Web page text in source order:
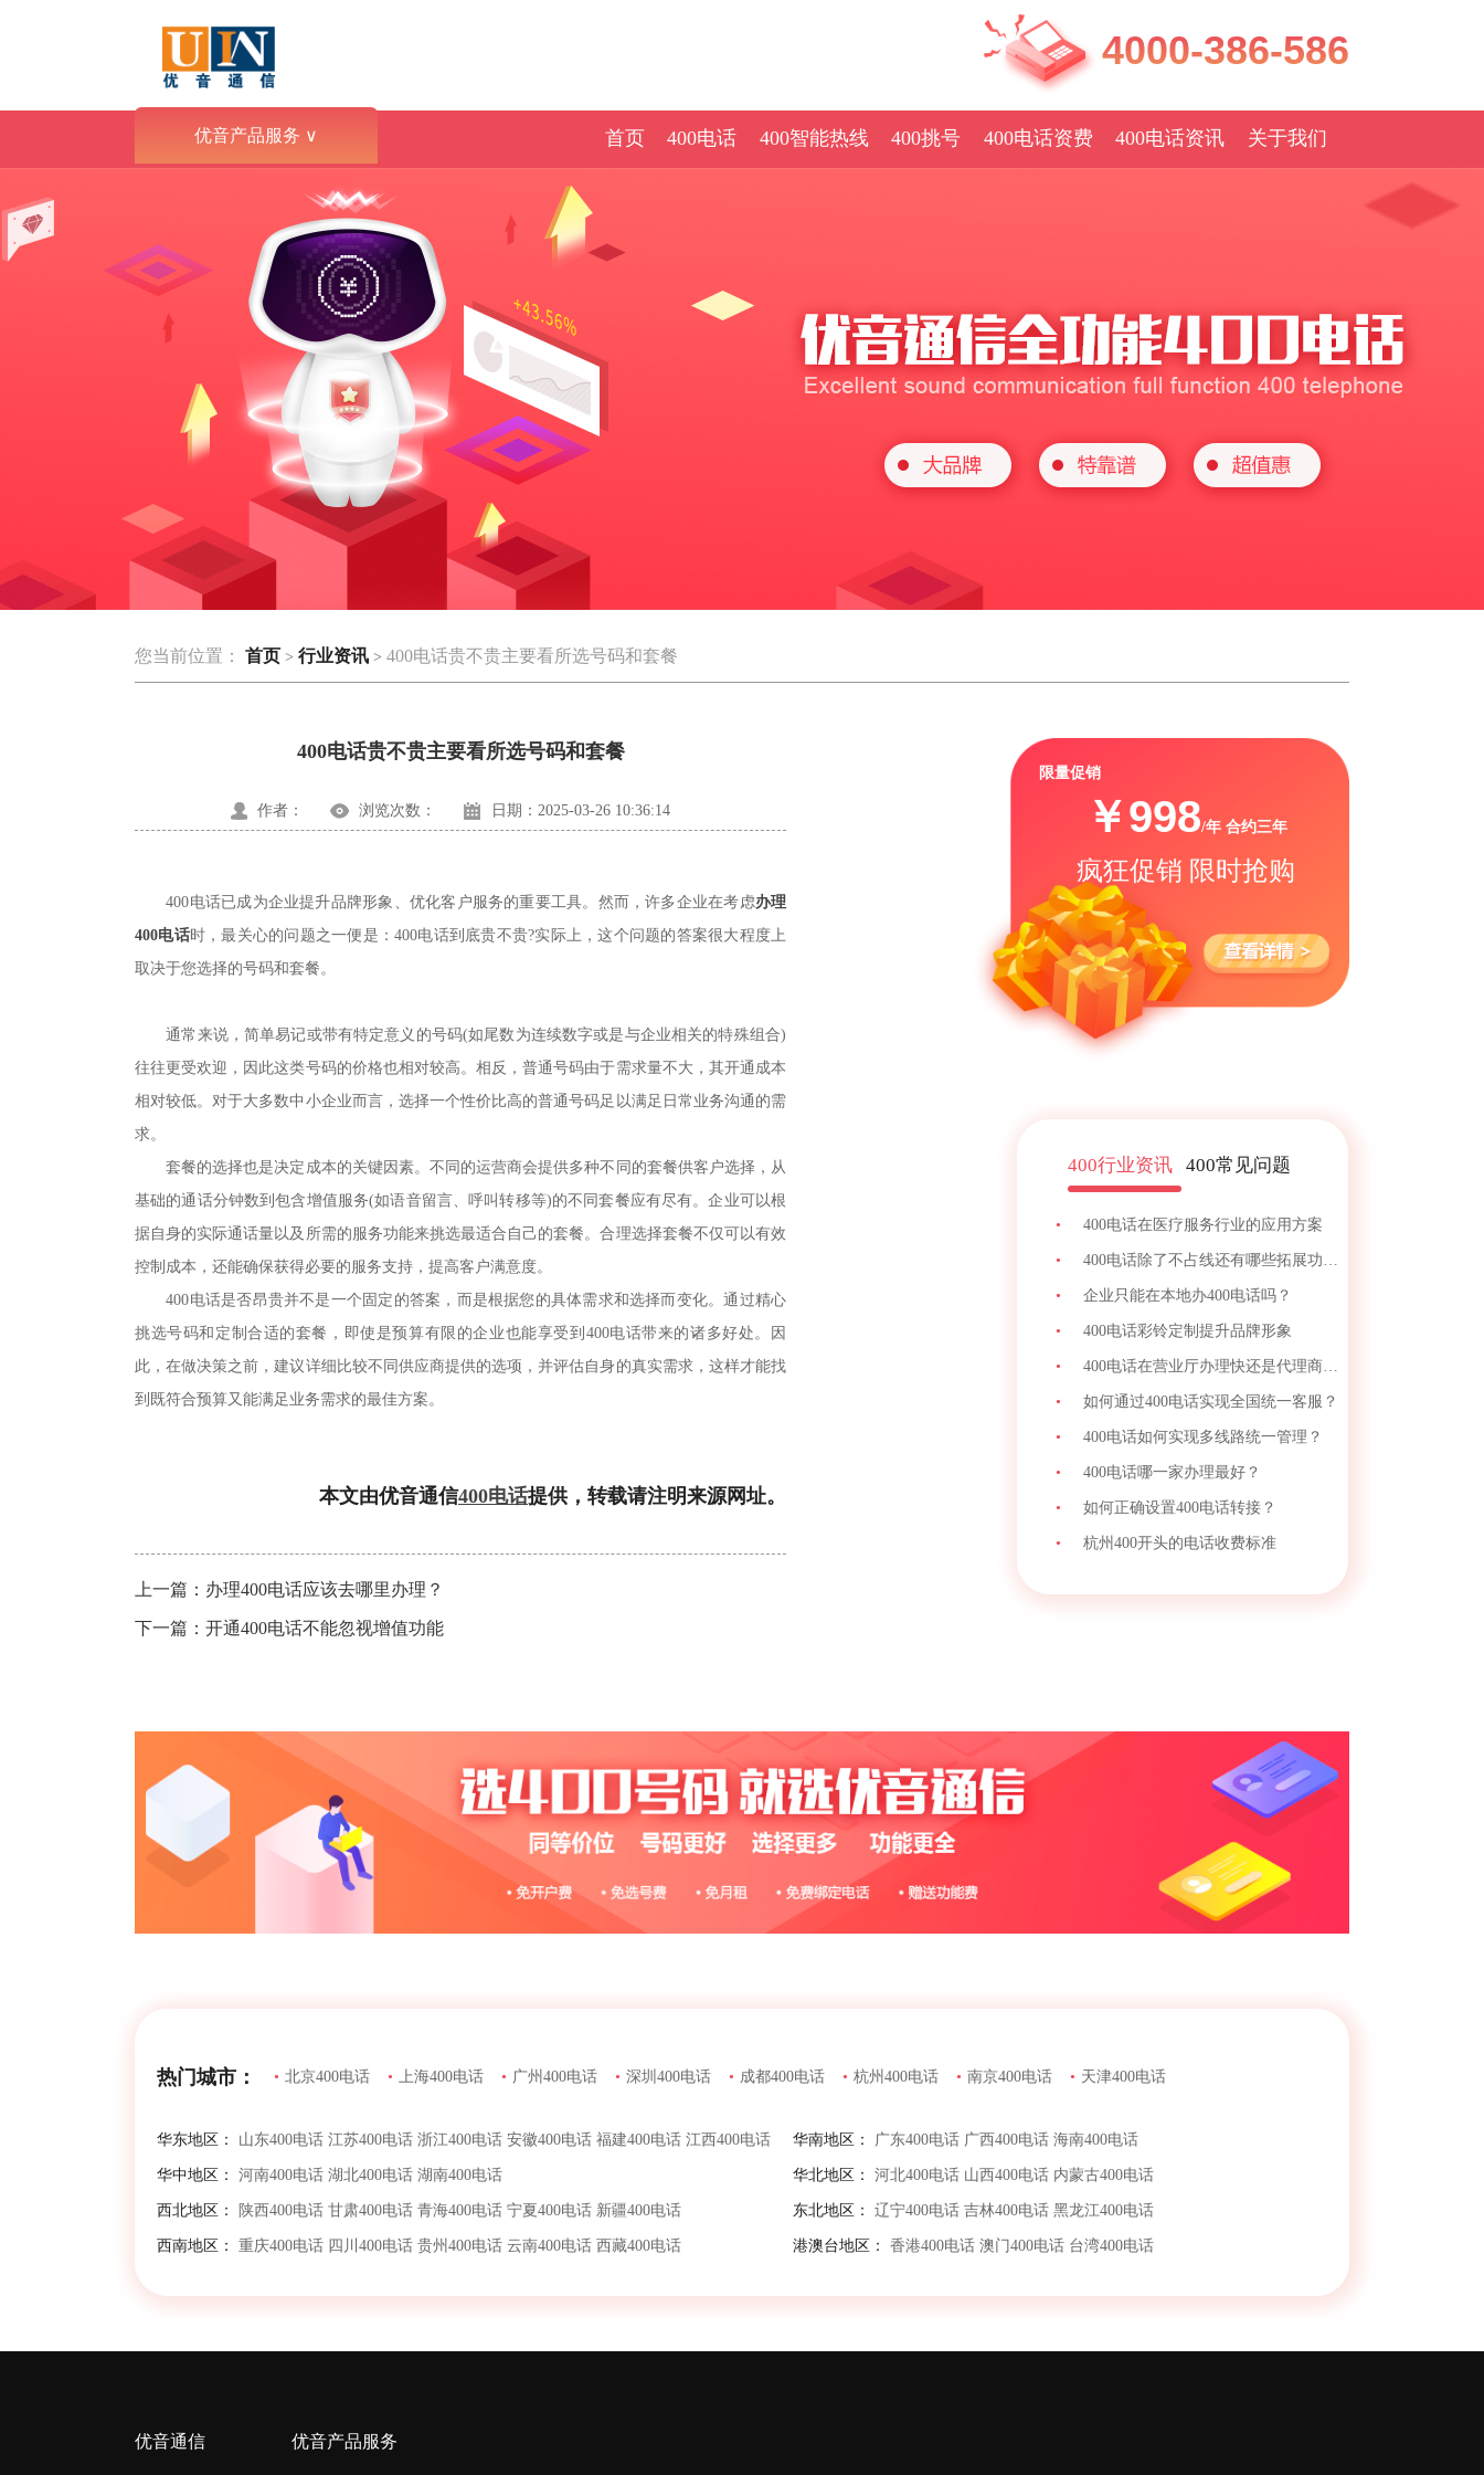
4000-386-586
首页 400电话 400智能热线 400挑号 400电话资费 400电话资讯 关于我们
优音产品服务 ∨
您当前位置： 首页 > 行业资讯 > 400电话贵不贵主要看所选号码和套餐
400电话贵不贵主要看所选号码和套餐
作者： 浏览次数： 日期：2025-03-26 10:36:14
400电话已成为企业提升品牌形象、优化客户服务的重要工具。然而，许多企业在考虑办理
400电话时，最关心的问题之一便是：400电话到底贵不贵?实际上，这个问题的答案很大程度上
取决于您选择的号码和套餐。
通常来说，简单易记或带有特定意义的号码(如尾数为连续数字或是与企业相关的特殊组合)
往往更受欢迎，因此这类号码的价格也相对较高。相反，普通号码由于需求量不大，其开通成本
相对较低。对于大多数中小企业而言，选择一个性价比高的普通号码足以满足日常业务沟通的需
求。
套餐的选择也是决定成本的关键因素。不同的运营商会提供多种不同的套餐供客户选择，从
基础的通话分钟数到包含增值服务(如语音留言、呼叫转移等)的不同套餐应有尽有。企业可以根
据自身的实际通话量以及所需的服务功能来挑选最适合自己的套餐。合理选择套餐不仅可以有效
控制成本，还能确保获得必要的服务支持，提高客户满意度。
400电话是否昂贵并不是一个固定的答案，而是根据您的具体需求和选择而变化。通过精心
挑选号码和定制合适的套餐，即使是预算有限的企业也能享受到400电话带来的诸多好处。因
此，在做决策之前，建议详细比较不同供应商提供的选项，并评估自身的真实需求，这样才能找
到既符合预算又能满足业务需求的最佳方案。
本文由优音通信400电话提供，转载请注明来源网址。
上一篇： 办理400电话应该去哪里办理？
下一篇： 开通400电话不能忽视增值功能
限量促销
￥998/年 合约三年
疯狂促销 限时抢购
400行业资讯 400常见问题
• 400电话在医疗服务行业的应用方案
• 400电话除了不占线还有哪些拓展功能？
• 企业只能在本地办400电话吗？
• 400电话彩铃定制提升品牌形象
• 400电话在营业厅办理快还是代理商快？
• 如何通过400电话实现全国统一客服？
• 400电话如何实现多线路统一管理？
• 400电话哪一家办理最好？
• 如何正确设置400电话转接？
• 杭州400开头的电话收费标准
热门城市： • 北京400电话 • 上海400电话 • 广州400电话 • 深圳400电话 • 成都400电话 • 杭州400电话 • 南京400电话 • 天津400电话
华东地区： 山东400电话 江苏400电话 浙江400电话 安徽400电话 福建400电话 江西400电话
华中地区： 河南400电话 湖北400电话 湖南400电话
西北地区： 陕西400电话 甘肃400电话 青海400电话 宁夏400电话 新疆400电话
西南地区： 重庆400电话 四川400电话 贵州400电话 云南400电话 西藏400电话
华南地区： 广东400电话 广西400电话 海南400电话
华北地区： 河北400电话 山西400电话 内蒙古400电话
东北地区： 辽宁400电话 吉林400电话 黑龙江400电话
港澳台地区： 香港400电话 澳门400电话 台湾400电话
优音通信 优音产品服务